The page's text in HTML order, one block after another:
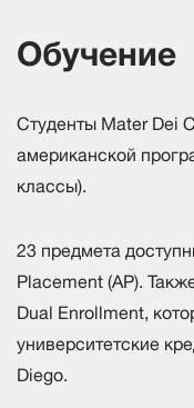
Обучение
Студенты Mater Dei
американской
классы).
23 предмета
Placement (AP).
Dual Enrollment,
университетские
Diego.